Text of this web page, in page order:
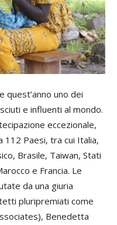
quest’anno uno dei
e influenti al mondo.
eccezionale,
112 Paesi, tra cui Italia,
Brasile, Taiwan, Stati
e Francia. Le
da una giuria
pluripremiati come
Benedetta